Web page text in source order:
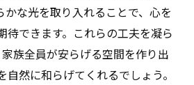
かな光を取り入れることで、心を
待できます。これらの工夫を凝ら
族全員が安らげる空間を作り出
自然に和らげてくれるでしょう。